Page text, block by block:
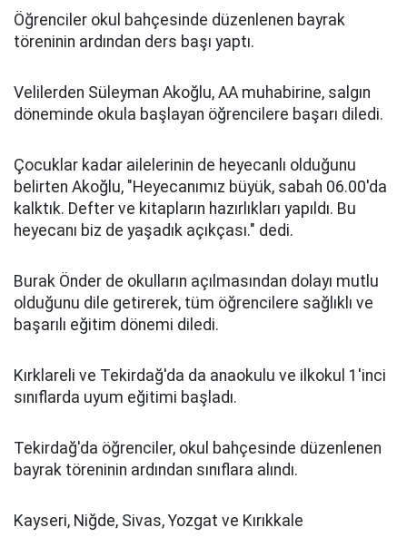
Öğrenciler okul bahçesinde düzenlenen bayrak
töreninin ardından ders başı yaptı.
Velilerden Süleyman Akoğlu, AA muhabirine, salgın
döneminde okula başlayan öğrencilere başarı diledi.
Çocuklar kadar ailelerinin de heyecanlı olduğunu
belirten Akoğlu, "Heyecanımız büyük, sabah 06.00'da
kalktık. Defter ve kitapların hazırlıkları yapıldı. Bu
heyecanı biz de yaşadık açıkçası." dedi.
Burak Önder de okulların açılmasından dolayı mutlu
olduğunu dile getirerek, tüm öğrencilere sağlıklı ve
başarılı eğitim dönemi diledi.
Kırklareli ve Tekirdağ'da da anaokulu ve ilkokul 1'inci
sınıflarda uyum eğitimi başladı.
Tekirdağ'da öğrenciler, okul bahçesinde düzenlenen
bayrak töreninin ardından sınıflara alındı.
Kayseri, Niğde, Sivas, Yozgat ve Kırıkkale